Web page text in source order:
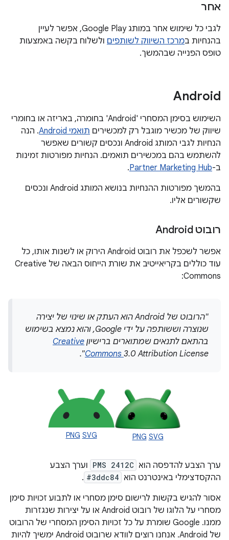
אחר
לגבי כל שימוש אחר במותג Google Play, אפשר לעיין
בהנחיות במרכז השיווק לשותפים ולשלוח בקשה באמצעות
טופס הפנייה שבהמשך.
Android
השימוש בסימן המסחרי 'Android' בחומרה, באריזה או בחומרי
שיווק של מכשיר מוגבל רק למכשירים תואמי Android
. הנה
הנחיות לגבי המותג Android ונכסים קשורים שאפשר
להשתמש בהם במכשירים תואמים. הנחיות מפורטות זמינות
ב-Partner Marketing Hub
.
בהמשך מפורטות ההנחיות בנושא המותג Android ונכסים
שקשורים אליו.
רובוט Android
אפשר לשכפל את רובוט Android הירוק או לשנות אותו, כל
עוד כוללים בקריאייטיב את שורת הייחוס הבאה של Creative
Commons:
"הרובוט של Android הוא העתק או שינוי של יצירה
שנוצרה וששותפה על ידי Google, והוא נמצא בשימוש
בהתאם לתנאים שמתוארים ברישיון Creative
Commons 3.0 Attribution License".
PNG SVG
PNG SVG
ערך הצבע להדפסה הוא PMS 2412C וערך הצבע
ההקסדצימלי באינטרנט הוא #3ddc84
.
אסור להגיש בקשות לרישום סימן מסחרי או לתבוע זכויות סימן
מסחרי על הלוגו של רובוט Android או על יצירות שנגזרות
ממנו. ‫Google שומרת על כל זכויות הסימן המסחרי של הרובוט
של Android. אנחנו רוצים לוודא שרובוט Android ימשיך להיות